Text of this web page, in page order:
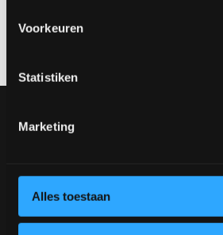
Voorkeuren
Statistiken
Marketing
Alles toestaan
Materialien, Farben und Aufstellungen.
Möbel
Gestalten Sie Ihren Stuhl
Inspiration